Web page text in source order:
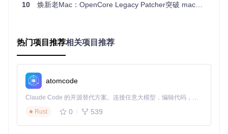
升8%，同时支持原生黑暗模式和控制中心等新功能。
场景问题：旧款Mac升级后出现显示颜色异常、分辨率不正确
技术解决方案
中实时修改核心系统文件，解决硬件兼容性问题。以显示修复
为例，它通过替换显卡驱动中的色彩配置文件和分辨率描述
符，修复显示异常问题。
效果对比：
10 焕新老Mac：OpenCore Legacy Patcher突破 macOS 升级限制全攻略
热门项目推荐相关项目推荐
atomcode
Claude Code 的开源替代方案。连接任意大模型，编辑代码，运行命令，自动验证 — 全自动执行。用 Rust 构建，极致性能。 ｜ An open-source alternative to Claude Code. Connect any LLM, edit code, run commands, and verify changes — autonomously. Built in Rust for speed. Get Started
Rust
0 539